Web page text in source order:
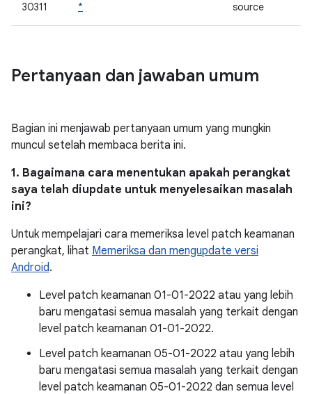
30311
*
source
Pertanyaan dan jawaban umum
Bagian ini menjawab pertanyaan umum yang mungkin
muncul setelah membaca berita ini.
1. Bagaimana cara menentukan apakah perangkat
saya telah diupdate untuk menyelesaikan masalah
ini?
Untuk mempelajari cara memeriksa level patch keamanan
perangkat, lihat Memeriksa dan mengupdate versi
Android.
Level patch keamanan 01-01-2022 atau yang lebih
baru mengatasi semua masalah yang terkait dengan
level patch keamanan 01-01-2022.
Level patch keamanan 05-01-2022 atau yang lebih
baru mengatasi semua masalah yang terkait dengan
level patch keamanan 05-01-2022 dan semua level